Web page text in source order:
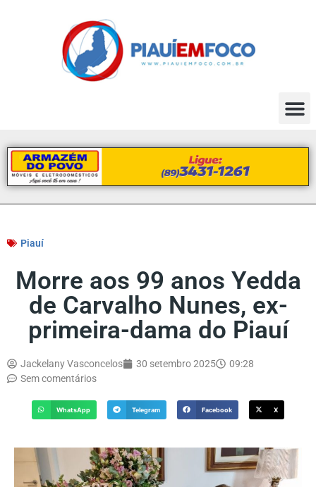
Piauí
Morre aos 99 anos Yedda
de Carvalho Nunes, ex-
primeira-dama do Piauí
Jackelany Vasconcelos 30 setembro 2025
09:28
Sem comentários
WhatsApp Telegram Facebook X